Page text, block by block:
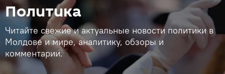
Политика
Читайте свежие и актуальные новости политики в
Молдове и мире, аналитику, обзоры и
комментарии.